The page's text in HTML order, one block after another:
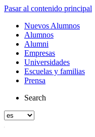
Pasar al contenido principal
Nuevos Alumnos
Alumnos
Alumni
Empresas
Universidades
Escuelas y familias
Prensa
Search